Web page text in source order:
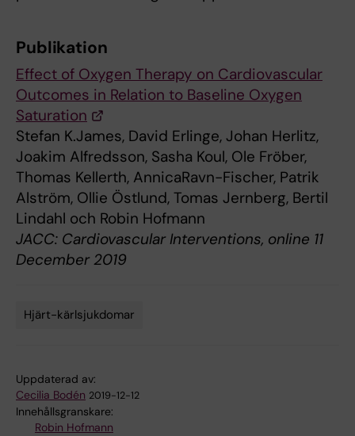
Publikation
Effect of Oxygen Therapy on Cardiovascular
Outcomes in Relation to Baseline Oxygen
Saturation
Stefan K.James, David Erlinge, Johan Herlitz,
Joakim Alfredsson, Sasha Koul, Ole Fröber,
Thomas Kellerth, AnnicaRavn-Fischer, Patrik
Alström, Ollie Östlund, Tomas Jernberg, Bertil
Lindahl och Robin Hofmann
JACC: Cardiovascular Interventions, online 11
December 2019
Hjärt-kärlsjukdomar
Uppdaterad av:
Cecilia Bodén 2019-12-12
Innehållsgranskare:
Robin Hofmann